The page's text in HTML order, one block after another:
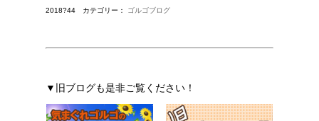
2018?44 カテゴリー： ゴルゴブログ
▼旧ブログも是非ご覧ください！